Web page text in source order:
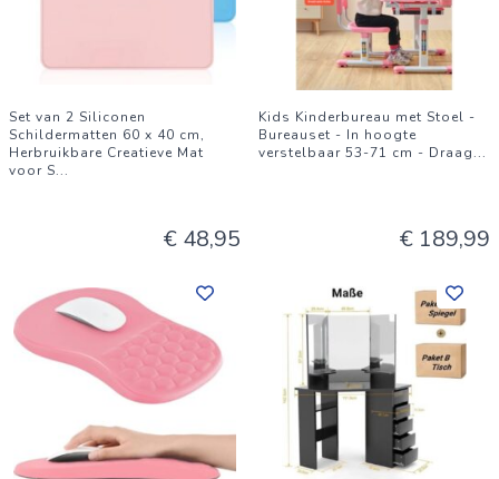
Set van 2 Siliconen
Schildermatten 60 x 40 cm,
Herbruikbare Creatieve Mat
voor S...
€ 48,95
Kids Kinderbureau met Stoel -
Bureauset - In hoogte
verstelbaar 53-71 cm - Draag...
€ 189,99